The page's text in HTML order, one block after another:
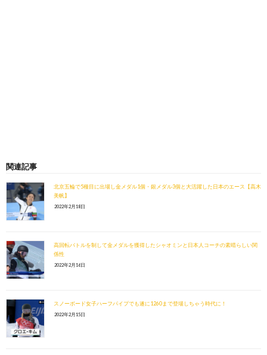
関連記事
北京五輪で5種目に出場し金メダル1個・銀メダル3個と大活躍した日本のエース【高木
美帆】
2022年2月18日
高回転バトルを制して金メダルを獲得したシャオミンと日本人コーチの素晴らしい関
係性
2022年2月16日
スノーボード女子ハーフパイプでも遂に1260まで登場しちゃう時代に！
2022年2月15日